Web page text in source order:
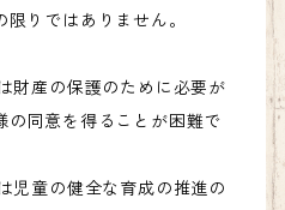
りではありません。
財産の保護のために必要が
の同意を得ることが困難で
児童の健全な育成の推進の